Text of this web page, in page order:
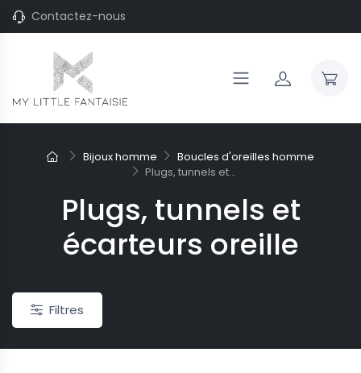
Contactez-nous
Bijoux homme
Boucles d'oreilles homme
Plugs, tunnels et...
Plugs, tunnels et
écarteurs oreille
gouttes d'argent
187,90 €
-20%
Joncs pour enfant
Jonc argent Vangovango pour
adoslescente
Filtres